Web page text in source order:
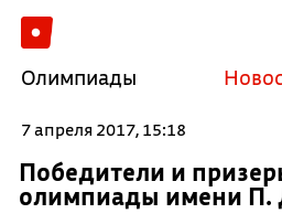
Олимпиады
7 апреля 2017, 15:18
Победители и
олимпиады имени П.